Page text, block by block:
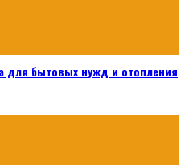
для бытовых нужд и отопления